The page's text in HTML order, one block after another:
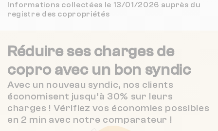
2 r brison 42300 Roanne
Chauffage collectif
Nombre de lots : 148
7A r de la berge 42300 Roanne
Informations collectées le 13/01/2026 auprès du
registre des copropriétés
Réduire ses charges de
copro avec un bon syndic
Avec un nouveau syndic, nos clients
économisent jusqu’à 30% sur leurs
charges ! Vérifiez vos économies possibles
en 2 min avec notre comparateur !